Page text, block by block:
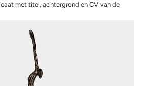
met titel, achtergrond en CV van de